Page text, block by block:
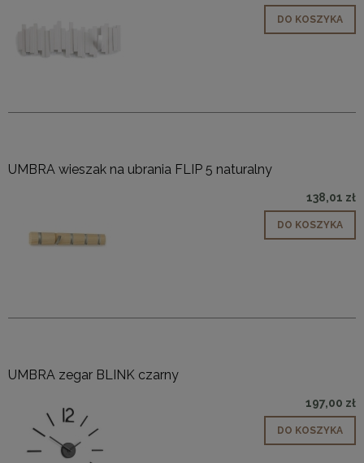
DO KOSZYKA
UMBRA wieszak na ubrania FLIP 5 naturalny
138,01 zł
DO KOSZYKA
UMBRA zegar BLINK czarny
197,00 zł
DO KOSZYKA